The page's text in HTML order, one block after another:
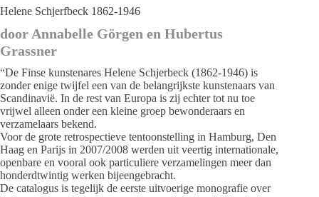
Helene Schjerfbeck 1862-1946
door Annabelle Görgen en Hubertus
Grassner
“De Finse kunstenares Helene Schjerbeck (1862-1946) is
zonder enige twijfel een van de belangrijkste kunstenaars van
Scandinavië. In de rest van Europa is zij echter tot nu toe
vrijwel alleen onder een kleine groep bewonderaars en
verzamelaars bekend.
Voor de grote retrospectieve tentoonstelling in Hamburg, Den
Haag en Parijs in 2007/2008 werden uit veertig internationale,
openbare en vooral ook particuliere verzamelingen meer dan
honderdtwintig werken bijeengebracht.
De catalogus is tegelijk de eerste uitvoerige monografie over